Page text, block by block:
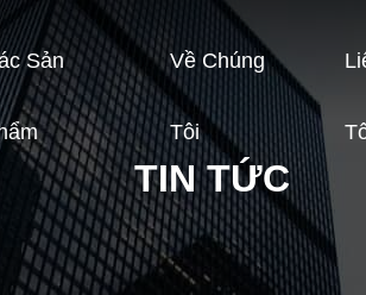
Sản Về Chúng
Tôi
TIN TỨC